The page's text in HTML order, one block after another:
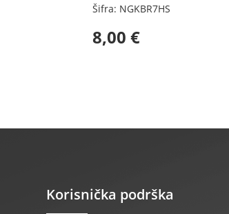
Šifra: NGKBR7HS
8,00€
Korisnička podrška